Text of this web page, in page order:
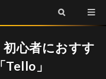
初心者におすす
」